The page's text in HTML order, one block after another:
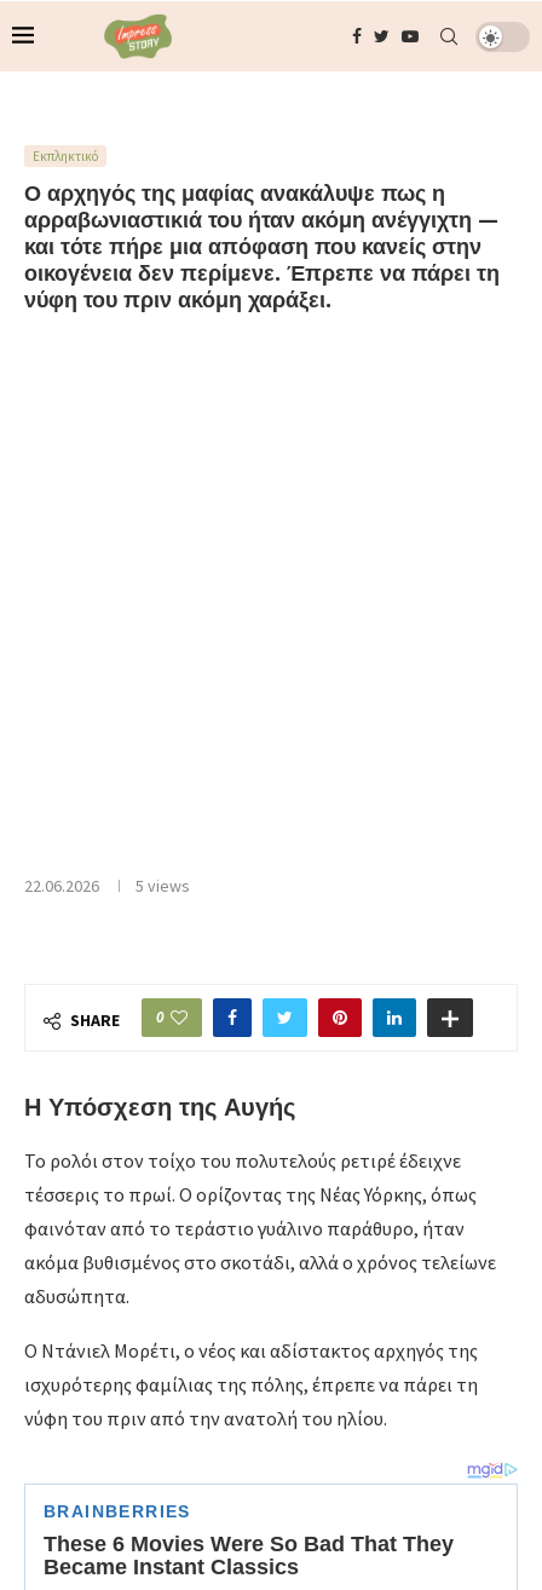
Εκπληκτικό
Ο αρχηγός της μαφίας ανακάλυψε πως η
αρραβωνιαστικιά του ήταν ακόμη ανέγγιχτη —
και τότε πήρε μια απόφαση που κανείς στην
οικογένεια δεν περίμενε. Έπρεπε να πάρει τη
νύφη του πριν ακόμη χαράξει.
22.06.2026 5 views
SHARE 0
Η Υπόσχεση της Αυγής
Το ρολόι στον τοίχο του πολυτελούς ρετιρέ έδειχνε
τέσσερις το πρωί. Ο ορίζοντας της Νέας Υόρκης, όπως
φαινόταν από το τεράστιο γυάλινο παράθυρο, ήταν
ακόμα βυθισμένος στο σκοτάδι, αλλά ο χρόνος τελείωνε
αδυσώπητα.
Ο Ντάνιελ Μορέτι, ο νέος και αδίστακτος αρχηγός της
ισχυρότερης φαμίλιας της πόλης, έπρεπε να πάρει τη
νύφη του πριν από την ανατολή του ηλίου.